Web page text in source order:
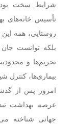
شرایط سخت بوده
تأسیس خانه‌های
روستایی، همه
بلکه توانست
تحریم‌ها و
بیماری‌ها، کنترل
عرصه بهداشت
جهانی شناخته